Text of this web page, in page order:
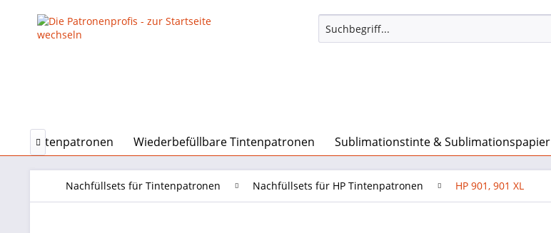
Tintenpatronen Wiederbefüllbare Tintenpatronen Sublimationstinte & Sublimationspapier

Nachfüllsets für Tintenpatronen Nachfüllsets für HP Tintenpatronen HP 901, 901 XL